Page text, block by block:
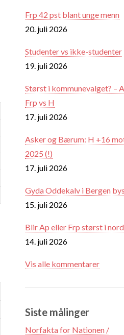
Frp 42 pst blant unge menn
20. juli 2026
Studenter vs ikke-studenter
19. juli 2026
Størst i kommunevalget? –
Frp vs H
17. juli 2026
Asker og Bærum: H +16
2025 (!)
17. juli 2026
Gyda Oddekalv i Bergen
15. juli 2026
Blir Ap eller Frp størst i
14. juli 2026
Vis alle kommentarer
Siste målinger
Norfakta for Nationen /